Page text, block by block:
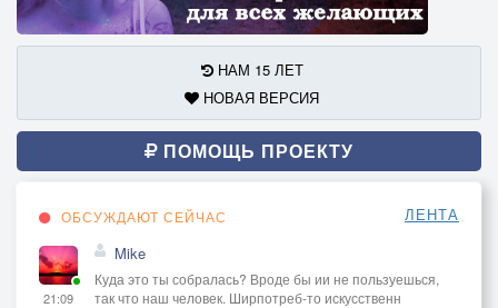
НАМ 15 ЛЕТ
НОВАЯ ВЕРСИЯ
ПОМОЩЬ ПРОЕКТУ
ОБСУЖДАЮТ СЕЙЧАС ЛЕНТА
21:09
Mike
Куда это ты собралась? Вроде бы ии не пользуешься,
так что наш человек. Ширпотреб-то искусственн